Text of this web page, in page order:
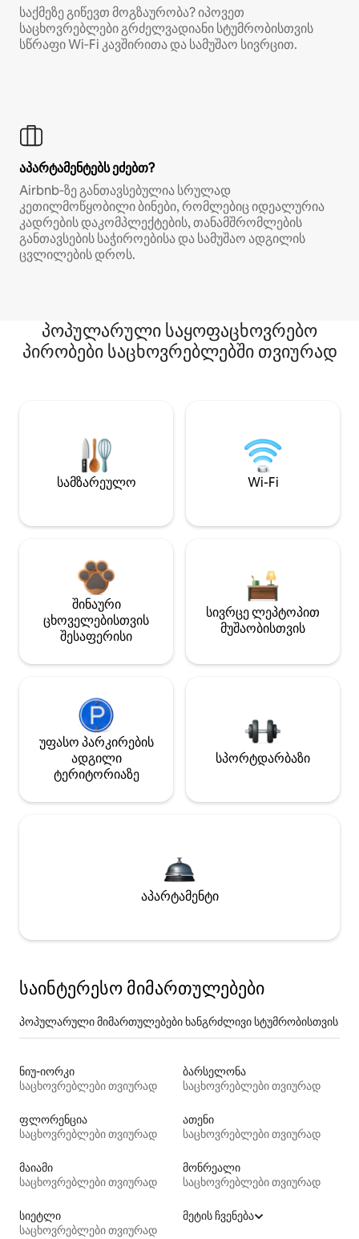
საქმეზე გიწევთ მოგზაურობა? იპოვეთ
საცხოვრებლები გრძელვადიანი სტუმრობისთვის
სწრაფი Wi‑Fi კავშირითა და სამუშაო სივრცით.
აპარტამენტებს ეძებთ?
Airbnb‑ზე განთავსებულია სრულად
კეთილმოწყობილი ბინები, რომლებიც იდეალურია
კადრების დაკომპლექტების, თანამშრომლების
განთავსების საჭიროებისა და სამუშაო ადგილის
ცვლილების დროს.
პოპულარული საყოფაცხოვრებო
პირობები საცხოვრებლებში თვიურად
სამზარეულო Wi-Fi
შინაური
ცხოველებისთვის
შესაფერისი
სივრცე ლეპტოპით
მუშაობისთვის
უფასო პარკირების
ადგილი
ტერიტორიაზე
სპორტდარბაზი
აპარტამენტი
საინტერესო მიმართულებები
პოპულარული მიმართულებები ხანგრძლივი სტუმრობისთვის
ნიუ-იორკი
საცხოვრებლები თვიურად
ბარსელონა
საცხოვრებლები თვიურად
ფლორენცია
საცხოვრებლები თვიურად
ათენი
საცხოვრებლები თვიურად
მაიამი
საცხოვრებლები თვიურად
მონრეალი
საცხოვრებლები თვიურად
სიეტლი
საცხოვრებლები თვიურად
მეტის ჩვენება